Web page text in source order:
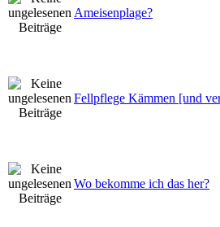
Ameisenplage?
Fellpflege Kämmen [und
Wo bekomme ich das her?